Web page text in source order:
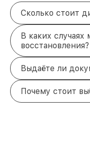
Сколько стоит
В каких случаях
восстановления?
Выдаёте ли
Почему стоит